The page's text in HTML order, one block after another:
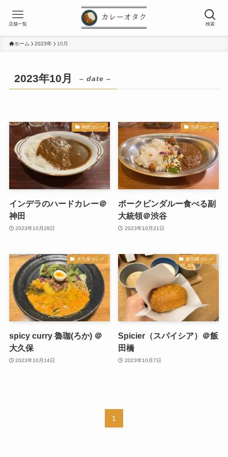
検索
店舗一覧
ホーム 2023年 10月
2023年10月 – date –
神田カレー
インデラのハードカレー＠
神田
2023年10月28日
渋谷カレー
ポークビンダルー食べる副
大統領＠渋谷
2023年10月21日
大久保カレー
spicy curry 魯珈(ろか) ＠
大久保
2023年10月14日
飯田橋カレー
Spicier（スパイシア）＠飯
田橋
2023年10月7日
1